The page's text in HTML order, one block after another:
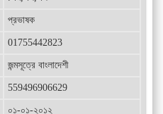
প্রভাষক
01755442823
জন্মসূত্রে বাংলাদেশী
559496906629
০১-০১-২০১২